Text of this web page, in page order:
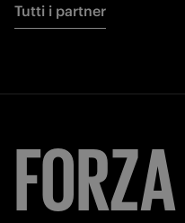
Tutti i partner
FORZA